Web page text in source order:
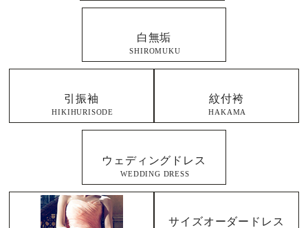
白無垢
SHIROMUKU
引振袖
HIKIHURISODE
紋付袴
HAKAMA
ウェディングドレス
WEDDING DRESS
サイズオーダードレス